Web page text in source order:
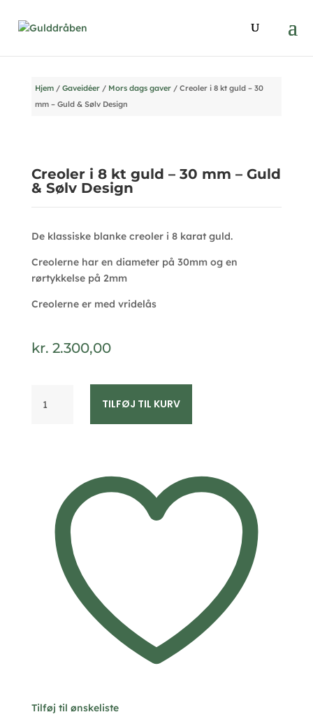
Hjem/ Gaveidéer/ Mors dags gaver/ Creoler i 8 kt guld – 30
mm – Guld & Sølv Design
Creoler i 8 kt guld – 30 mm – Guld
& Sølv Design
De klassiske blanke creoler i 8 karat guld.
Creolerne har en diameter på 30mm og en
rørtykkelse på 2mm
Creolerne er med vridelås
kr. 2.300,00
TILFØJ TIL KURV
Tilføj til ønskeliste